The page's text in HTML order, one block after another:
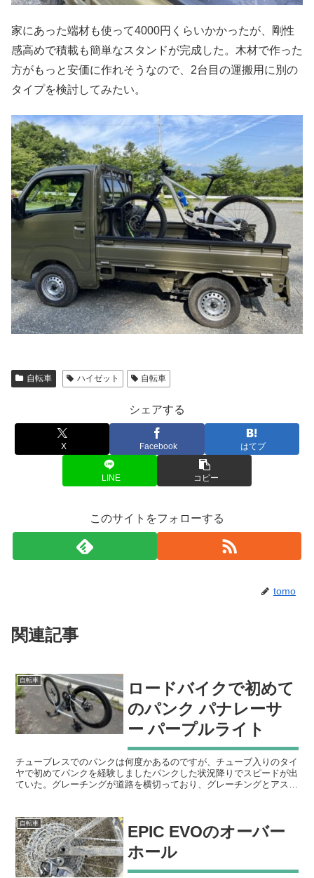
家にあった端材も使って4000円くらいかかったが、剛性
感高めで積載も簡単なスタンドが完成した。木材で作った
方がもっと安価に作れそうなので、2台目の運搬用に別の
タイプを検討してみたい。
自転車 ハイゼット 自転車
シェアする
X Facebook はてブ
LINE コピー
このサイトをフォローする
tomo
関連記事
自転車
ロードバイクで初めて
のパンク パナレーサ
ー パープルライト
チューブレスでのパンクは何度かあるのですが、チューブ入りのタイ
ヤで初めてパンクを経験しましたパンクした状況降りでスピードが出
ていた。グレーチングが道路を横切っており、グレーチングとアスフ
自転車
EPIC EVOのオーバー
ホール